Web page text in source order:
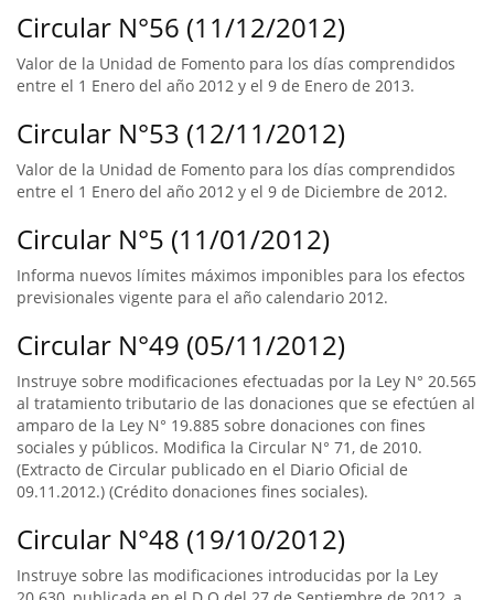
Circular N°56 (11/12/2012)
Valor de la Unidad de Fomento para los días comprendidos
entre el 1 Enero del año 2012 y el 9 de Enero de 2013.
Circular N°53 (12/11/2012)
Valor de la Unidad de Fomento para los días comprendidos
entre el 1 Enero del año 2012 y el 9 de Diciembre de 2012.
Circular N°5 (11/01/2012)
Informa nuevos límites máximos imponibles para los efectos
previsionales vigente para el año calendario 2012.
Circular N°49 (05/11/2012)
Instruye sobre modificaciones efectuadas por la Ley N° 20.565
al tratamiento tributario de las donaciones que se efectúen al
amparo de la Ley N° 19.885 sobre donaciones con fines
sociales y públicos. Modifica la Circular N° 71, de 2010.
(Extracto de Circular publicado en el Diario Oficial de
09.11.2012.) (Crédito donaciones fines sociales).
Circular N°48 (19/10/2012)
Instruye sobre las modificaciones introducidas por la Ley